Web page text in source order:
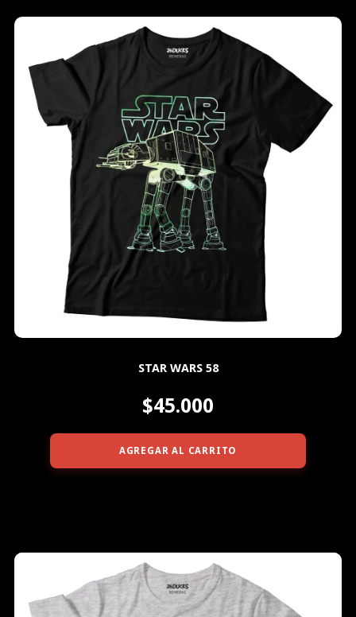
STAR WARS 58
$45.000
AGREGAR AL CARRITO